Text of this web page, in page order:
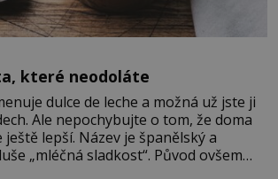
které neodoláte
dulce de leche a možná už jste ji
Ale nepochybujte o tom, že doma
lepší. Název je španělský a
„mléčná sladkost“. Původ ovšem